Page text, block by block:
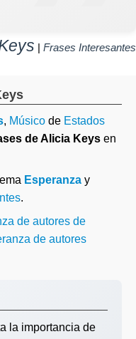
| Frases Interesantes
, Músico de Estados
de Alicia Keys en
Esperanza y
.
de autores de
de autores
la importancia de